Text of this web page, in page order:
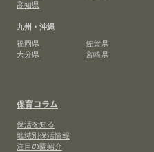
高知県
九州・沖縄
福岡県
佐賀県
大分県
宮崎県
保育コラム
保活を知る
地域別保活情報
注目の園紹介